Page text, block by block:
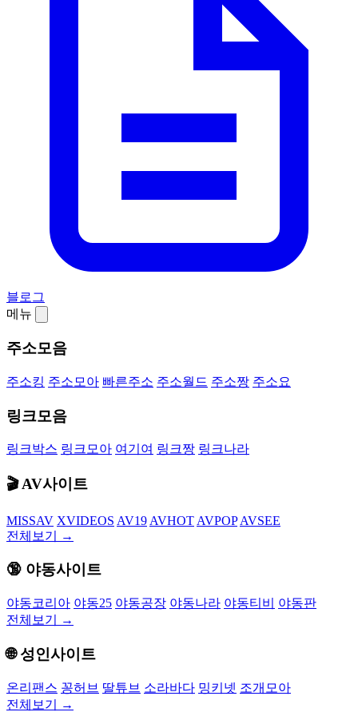
블로그
메뉴
주소모음
주소킹 주소모아 빠른주소 주소월드 주소짱 주소요
링크모음
링크박스 링크모아 여기여 링크짱 링크나라
🎬 AV사이트
MISSAV XVIDEOS AV19 AVHOT AVPOP AVSEE
전체보기 →
🔞 야동사이트
야동코리아 야동25 야동공장 야동나라 야동티비
야동판
전체보기 →
🌐 성인사이트
온리팬스 꽁허브 딸튜브 소라바다 밍키넷 조개모아
전체보기 →